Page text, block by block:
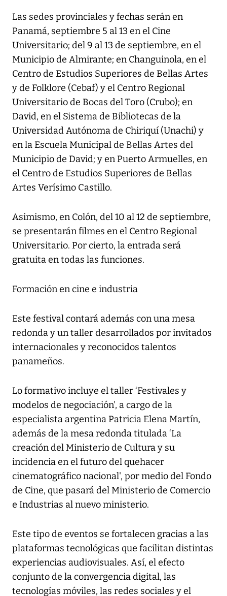
Las sedes provinciales y fechas serán en
Panamá, septiembre 5 al 13 en el Cine
Universitario; del 9 al 13 de septiembre, en el
Municipio de Almirante; en Changuinola, en el
Centro de Estudios Superiores de Bellas Artes
y de Folklore (Cebaf) y el Centro Regional
Universitario de Bocas del Toro (Crubo); en
David, en el Sistema de Bibliotecas de la
Universidad Autónoma de Chiriquí (Unachi) y
en la Escuela Municipal de Bellas Artes del
Municipio de David; y en Puerto Armuelles, en
el Centro de Estudios Superiores de Bellas
Artes Verísimo Castillo.
Asimismo, en Colón, del 10 al 12 de septiembre,
se presentarán filmes en el Centro Regional
Universitario. Por cierto, la entrada será
gratuita en todas las funciones.
Formación en cine e industria
Este festival contará además con una mesa
redonda y un taller desarrollados por invitados
internacionales y reconocidos talentos
panameños.
Lo formativo incluye el taller ‘Festivales y
modelos de negociación', a cargo de la
especialista argentina Patricia Elena Martín,
además de la mesa redonda titulada ‘La
creación del Ministerio de Cultura y su
incidencia en el futuro del quehacer
cinematográfico nacional', por medio del Fondo
de Cine, que pasará del Ministerio de Comercio
e Industrias al nuevo ministerio.
Este tipo de eventos se fortalecen gracias a las
plataformas tecnológicas que facilitan distintas
experiencias audiovisuales. Así, el efecto
conjunto de la convergencia digital, las
tecnologías móviles, las redes sociales y el